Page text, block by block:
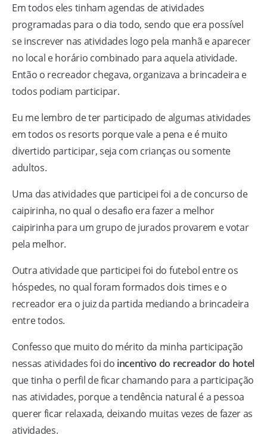
Em todos eles tinham agendas de atividades
programadas para o dia todo, sendo que era possível
se inscrever nas atividades logo pela manhã e aparecer
no local e horário combinado para aquela atividade.
Então o recreador chegava, organizava a brincadeira e
todos podiam participar.
Eu me lembro de ter participado de algumas atividades
em todos os resorts porque vale a pena e é muito
divertido participar, seja com crianças ou somente
adultos.
Uma das atividades que participei foi a de concurso de
caipirinha, no qual o desafio era fazer a melhor
caipirinha para um grupo de jurados provarem e votar
pela melhor.
Outra atividade que participei foi do futebol entre os
hóspedes, no qual foram formados dois times e o
recreador era o juiz da partida mediando a brincadeira
entre todos.
Confesso que muito do mérito da minha participação
nessas atividades foi do incentivo do recreador do hotel
que tinha o perfil de ficar chamando para a participação
nas atividades, porque a tendência natural é a pessoa
querer ficar relaxada, deixando muitas vezes de fazer as
atividades.